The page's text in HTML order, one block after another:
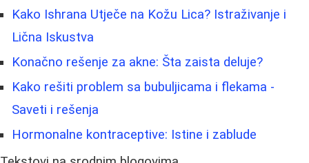
Kako Ishrana Utječe na Kožu Lica? Istraživanje i
Lična Iskustva
Konačno rešenje za akne: Šta zaista deluje?
Kako rešiti problem sa bubuljicama i flekama -
Saveti i rešenja
Hormonalne kontraceptive: Istine i zablude